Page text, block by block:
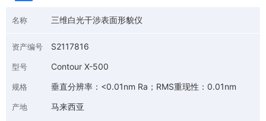
名称 三维白光干涉表面形貌仪
资产编号 S2117816
型号 Contour X-500
规格 垂直分辨率：<0.01nm Ra；RMS重现性：0.01nm
产地 马来西亚